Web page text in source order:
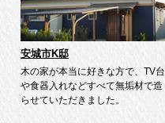
安城市K邸
木の家が本当に好きな方で、TV台
や食器入れなどすべて無垢材で造
らせていただきました。